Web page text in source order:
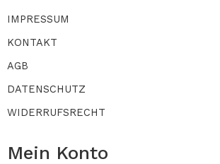
IMPRESSUM
KONTAKT
AGB
DATENSCHUTZ
WIDERRUFSRECHT
Mein Konto